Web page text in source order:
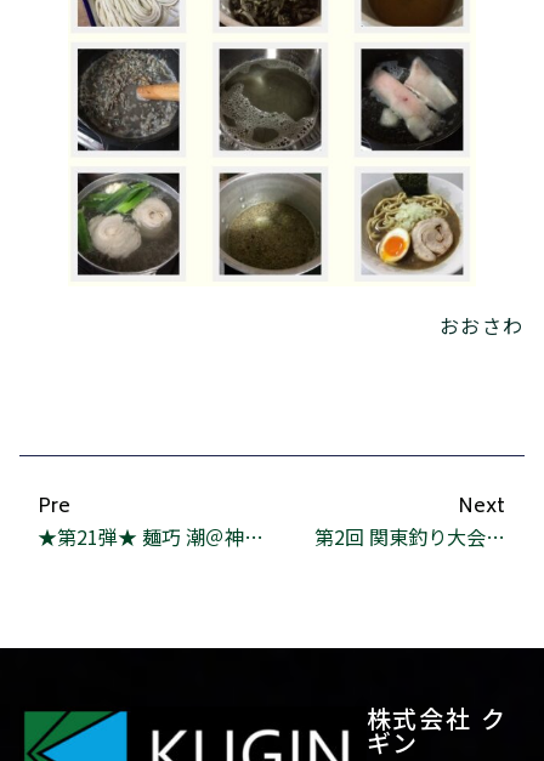
おおさわ
Pre
★第21弾★ 麺巧 潮＠神田淡路町
Next
第2回 関東釣り大会…
株式会社 ク
ギン